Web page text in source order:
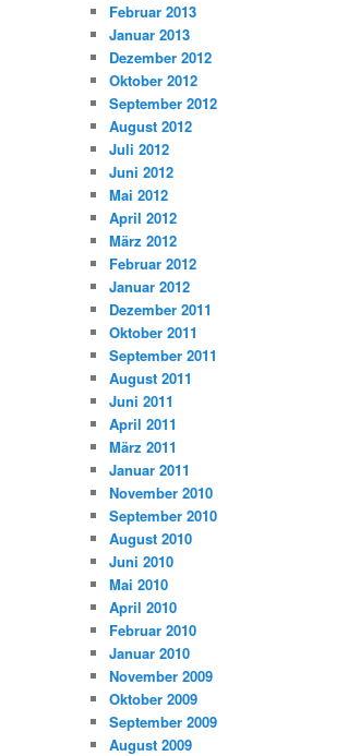
Februar 2013
Januar 2013
Dezember 2012
Oktober 2012
September 2012
August 2012
Juli 2012
Juni 2012
Mai 2012
April 2012
März 2012
Februar 2012
Januar 2012
Dezember 2011
Oktober 2011
September 2011
August 2011
Juni 2011
April 2011
März 2011
Januar 2011
November 2010
September 2010
August 2010
Juni 2010
Mai 2010
April 2010
Februar 2010
Januar 2010
November 2009
Oktober 2009
September 2009
August 2009